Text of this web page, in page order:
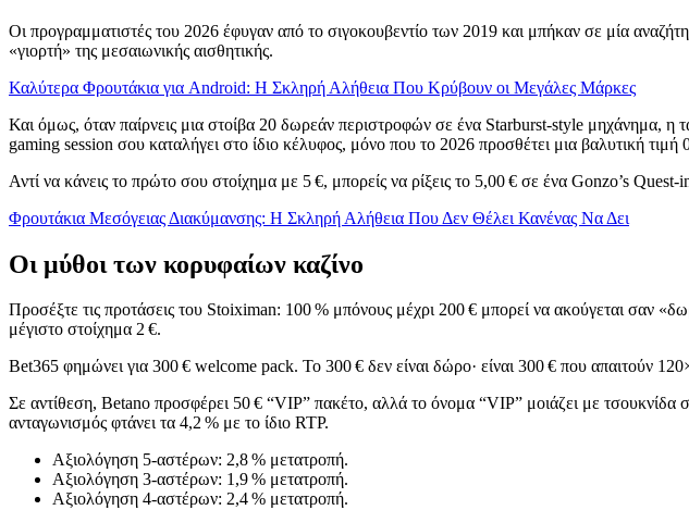
Οι προγραμματιστές του 2026 έφυγαν από το σιγοκουβεντίο των 2019 και μπήκαν σε μία
«γιορτή» της μεσαιωνικής αισθητικής.
Καλύτερα Φρουτάκια για Android: Η Σκληρή Αλήθεια Που Κρύβουν οι Μεγάλες Μάρκες
Και όμως, όταν παίρνεις μια στοίβα 20 δωρεάν περιστροφών σε ένα Starburst‑style μηχάνημα, η
gaming session σου καταλήγει στο ίδιο κέλυφος, μόνο που το 2026 προσθέτει μια βαλυτική τιμή
Αντί να κάνεις το πρώτο σου στοίχημα με 5 €, μπορείς να ρίξεις το 5,00 € σε ένα Gonzo’s
Φρουτάκια Μεσόγειας Διακύμανσης: Η Σκληρή Αλήθεια Που Δεν Θέλει Κανένας Να Δει
Οι μύθοι των κορυφαίων καζίνο
Προσέξτε τις προτάσεις του Stoiximan: 100 % μπόνους μέχρι 200 € μπορεί να ακούγεται σαν
μέγιστο στοίχημα 2 €.
Bet365 φημώνει για 300 € welcome pack. Το 300 € δεν είναι δώρο· είναι 300 € που απαιτούν
Σε αντίθεση, Betano προσφέρει 50 € “VIP” πακέτο, αλλά το όνομα “VIP” μοιάζει με τσουκνίδα
ανταγωνισμός φτάνει τα 4,2 % με το ίδιο RTP.
Αξιολόγηση 5‑αστέρων: 2,8 % μετατροπή.
Αξιολόγηση 3‑αστέρων: 1,9 % μετατροπή.
Αξιολόγηση 4‑αστέρων: 2,4 % μετατροπή.